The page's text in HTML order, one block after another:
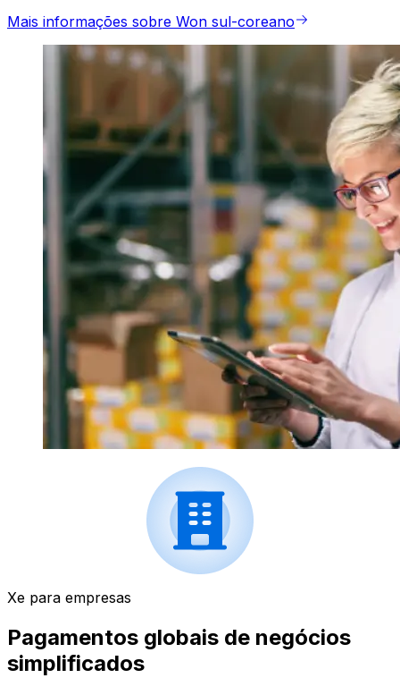
Mais informações sobre Won sul-coreano
Xe para empresas
Pagamentos globais de negócios
simplificados